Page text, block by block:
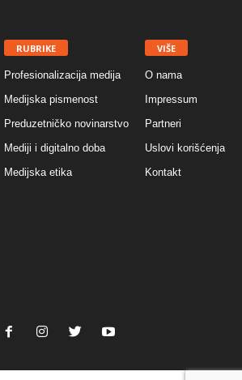
RUBRIKE
Profesionalizacija medija
Medijska pismenost
Preduzetničko novinarstvo
Mediji i digitalno doba
Medijska etika
VIŠE
O nama
Impressum
Partneri
Uslovi korišćenja
Kontakt